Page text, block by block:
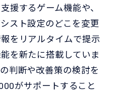
援するゲーム機能や、
スト設定のどこを変更
をリアルタイムで提示
を新たに搭載していま
判断や改善策の検討を
がサポートすること